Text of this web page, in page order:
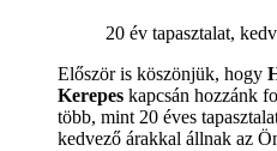
20 év tapasztalat,
Először is köszönjük, hogy
Kerepes kapcsán hozzánk
több, mint 20 éves
kedvező árakkal állnak az